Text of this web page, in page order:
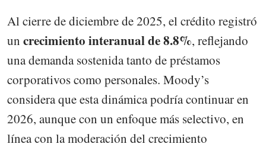
Al cierre de diciembre de 2025, el crédito registró
un crecimiento interanual de 8.8%, reflejando
una demanda sostenida tanto de préstamos
corporativos como personales. Moody’s
considera que esta dinámica podría continuar en
2026, aunque con un enfoque más selectivo, en
línea con la moderación del crecimiento